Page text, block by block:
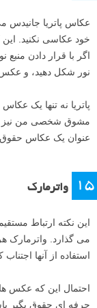
عکاس پاتریا
خود عکاسی نکنید.
اگر با قرار دادن
نور شکل دهید، و عکس
پاتریا نه تنها یک
مشوق شخصی من نیز
عنوان یک عکاس حقوق
۱۵ واترمارک
این نکته ارتباط
می گذارد. واترمارک
استفاده از آنها اجتناب
احتمال این که عکس
حرفه ای حقوق بگیر